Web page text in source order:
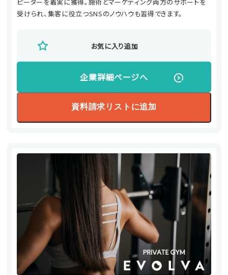
受けられ、集客に役立つSNSのノウハウも習得できます。
お気に入り追加
企業詳細ページへ
資料請求リストに追加